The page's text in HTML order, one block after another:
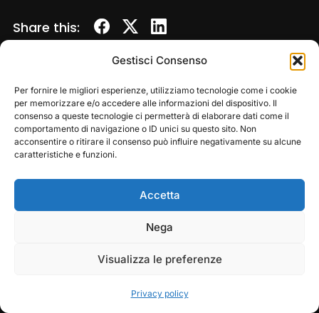
Gestisci Consenso
Per fornire le migliori esperienze, utilizziamo tecnologie come i cookie
per memorizzare e/o accedere alle informazioni del dispositivo. Il
consenso a queste tecnologie ci permetterà di elaborare dati come il
comportamento di navigazione o ID unici su questo sito. Non
acconsentire o ritirare il consenso può influire negativamente su alcune
caratteristiche e funzioni.
Accetta
Nega
Visualizza le preferenze
Privacy policy
Share this:
Copyright © 2026 — Frasassi Climbing Festival. All
Rights Reserved